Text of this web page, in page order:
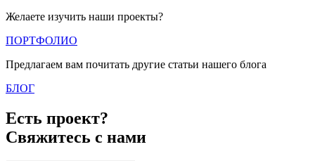
Желаете изучить наши проекты?
ПОРТФОЛИО
Предлагаем вам почитать другие статьи нашего блога
БЛОГ
Есть проект?
Свяжитесь с нами